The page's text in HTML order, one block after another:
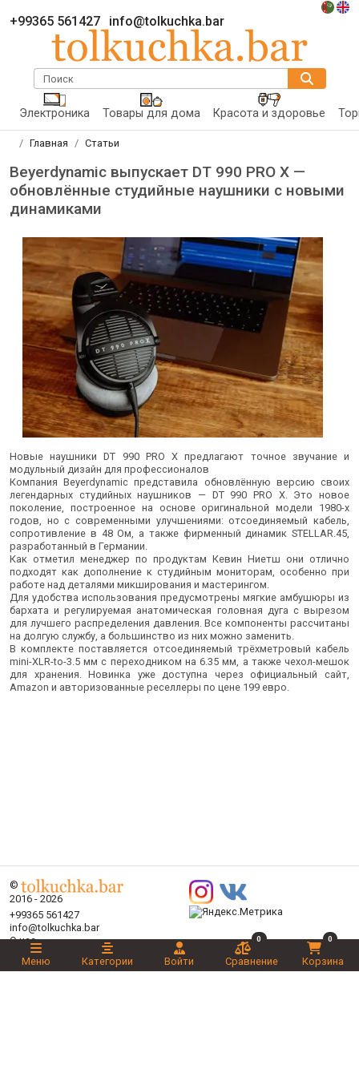
+99365 561427 info@tolkuchka.bar
Поиск
Электроника Товары для дома Красота и здоровье
Главная Статьи
Beyerdynamic выпускает DT 990 PRO X —
обновлённые студийные наушники с новыми
динамиками
Новые наушники DT 990 PRO X предлагают точное звучание и
модульный дизайн для профессионалов
Компания Beyerdynamic представила обновлённую версию своих
легендарных студийных наушников — DT 990 PRO X. Это новое
поколение, построенное на основе оригинальной модели 1980-х
годов, но с современными улучшениями: отсоединяемый кабель,
сопротивление в 48 Ом, а также фирменный динамик STELLAR.45,
разработанный в Германии.
Как отметил менеджер по продуктам Кевин Ниетш они отлично
подходят как дополнение к студийным мониторам, особенно при
работе над деталями микширования и мастерингом.
Для удобства использования предусмотрены мягкие амбушюры из
бархата и регулируемая анатомическая головная дуга с вырезом
для лучшего распределения давления. Все компоненты рассчитаны
на долгую службу, а большинство из них можно заменить.
В комплекте поставляется отсоединяемый трёхметровый кабель
mini-XLR-to-3.5 мм с переходником на 6.35 мм, а также чехол-мешок
для хранения. Новинка уже доступна через официальный сайт,
Amazon и авторизованные реселлеры по цене 199 евро.
©
2016 - 2026
+99365 561427
info@tolkuchka.bar
О нас
Доставка
Статьи
Меню Категории Войти
0
Сравнение
0
Корзина